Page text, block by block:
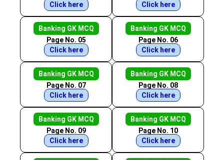
Click here
Click here
Banking GK MCQ
Page No. 05
Click here
Banking GK MCQ
Page No. 06
Click here
Banking GK MCQ
Page No. 07
Click here
Banking GK MCQ
Page No. 08
Click here
Banking GK MCQ
Page No. 09
Click here
Banking GK MCQ
Page No. 10
Click here